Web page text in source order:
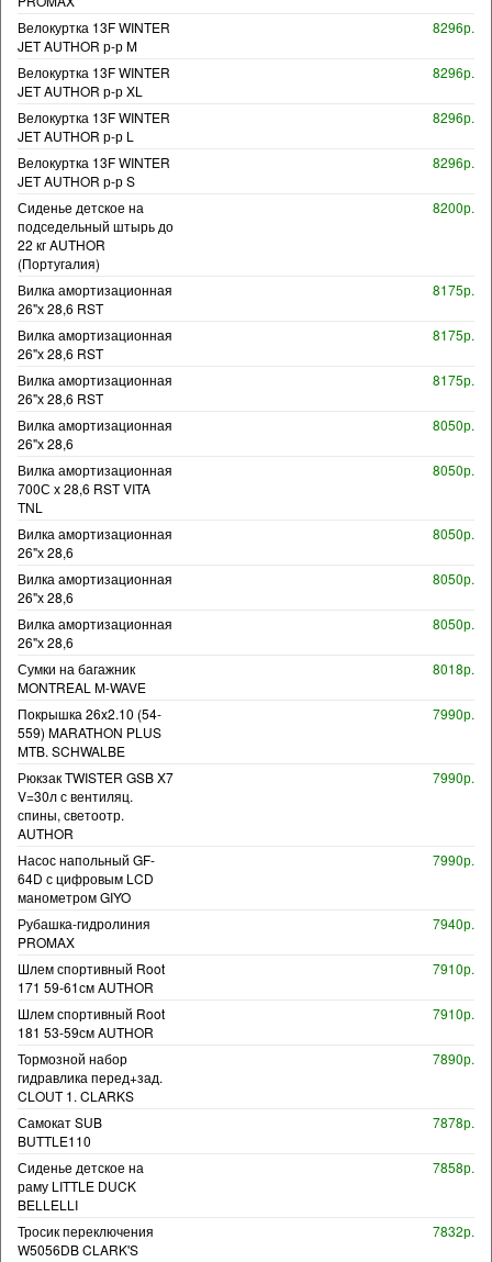
Велокуртка 13F WINTER
JET AUTHOR р-р M
8296р.
Велокуртка 13F WINTER
JET AUTHOR р-р XL
8296р.
Велокуртка 13F WINTER
JET AUTHOR р-р L
8296р.
Велокуртка 13F WINTER
JET AUTHOR р-р S
8296р.
Сиденье детское на
подседельный штырь до
22 кг AUTHOR
(Португалия)
8200р.
Вилка амортизационная
26"х 28,6 RST
8175р.
Вилка амортизационная
26"х 28,6 RST
8175р.
Вилка амортизационная
26"х 28,6 RST
8175р.
Вилка амортизационная
26"х 28,6
8050р.
Вилка амортизационная
700С х 28,6 RST VITA
TNL
8050р.
Вилка амортизационная
26"х 28,6
8050р.
Вилка амортизационная
26"х 28,6
8050р.
Вилка амортизационная
26"х 28,6
8050р.
Сумки на багажник
MONTREAL M-WAVE
8018р.
Покрышка 26x2.10 (54-
559) MARATHON PLUS
MTB. SCHWALBE
7990р.
Рюкзак TWISTER GSB X7
V=30л с вентиляц.
спины, светоотр.
AUTHOR
7990р.
Насос напольный GF-
64D с цифровым LCD
манометром GIYO
7990р.
Рубашка-гидролиния
PROMAX
7940р.
Шлем спортивный Root
171 59-61см AUTHOR
7910р.
Шлем спортивный Root
181 53-59см AUTHOR
7910р.
Тормозной набор
гидравлика перед+зад.
CLOUT 1. CLARKS
7890р.
Самокат SUB
BUTTLE110
7878р.
Сиденье детское на
раму LITTLE DUCK
BELLELLI
7858р.
Тросик переключения
W5056DB CLARK'S
7832р.